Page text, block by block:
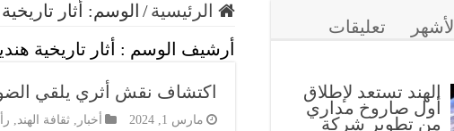
الرئيسية/ الوسم: أثار
أرشيف الوسم : أثار تاريخية
اكتشاف نقش أثري يلقي
مارس 1, 2024 أخبار , ثقافة الهند,
الأشهر
تعليقات
الهند تستعد لإطلاق
أول صاروخ مداري
من تطوير شركة